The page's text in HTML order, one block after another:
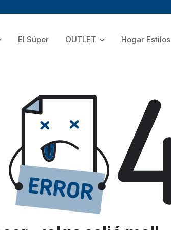
El Súper OUTLET Hogar Estilos